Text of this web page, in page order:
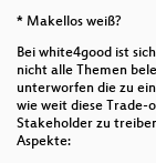
* Makellos weiß?
Bei white4good ist
nicht alle Themen
unterworfen die zu
wie weit diese Trade-
Stakeholder zu
Aspekte: